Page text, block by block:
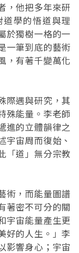
，他把多年來研
學的悟道與理
於獨樹一格的一
一筆到底的藝術
，有著千變萬化
際遇與研究，其
殊能量。李老師
進的立體韻律之
宇宙周而復始、
「道」無分宗教
術，而能量圖譜
著密不可分的關
宇宙能量產生更
好的人生。」李
影響身心；宇宙